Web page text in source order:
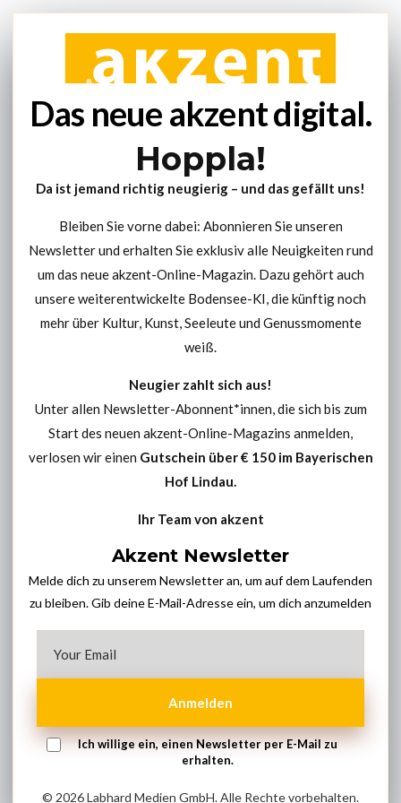
Das neue akzent digital.
Hoppla!
Da ist jemand richtig neugierig – und das gefällt uns!
Bleiben Sie vorne dabei: Abonnieren Sie unseren
Newsletter und erhalten Sie exklusiv alle Neuigkeiten rund
um das neue akzent-Online-Magazin. Dazu gehört auch
unsere weiterentwickelte Bodensee-KI, die künftig noch
mehr über Kultur, Kunst, Seeleute und Genussmomente
weiß.
Neugier zahlt sich aus!
Unter allen Newsletter-Abonnent*innen, die sich bis zum
Start des neuen akzent-Online-Magazins anmelden,
verlosen wir einen Gutschein über € 150 im Bayerischen
Hof Lindau.
Ihr Team von akzent
Akzent Newsletter
Melde dich zu unserem Newsletter an, um auf dem Laufenden
zu bleiben. Gib deine E-Mail-Adresse ein, um dich anzumelden
Ich willige ein, einen Newsletter per E-Mail zu
erhalten.
Anmelden
© 2026 Labhard Medien GmbH. Alle Rechte vorbehalten.